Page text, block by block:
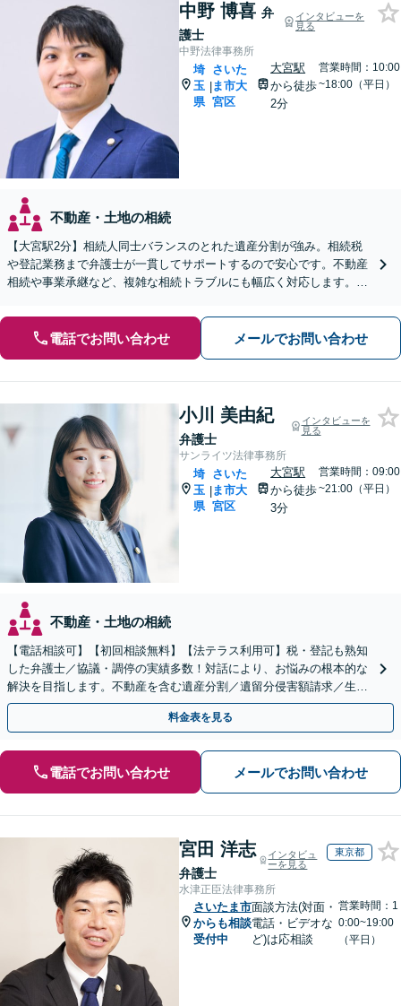
中野 博喜 弁
護士
インタビューを
見る
中野法律事務所
埼
玉
県
|
さいた
ま市大
宮区
大宮駅
から徒歩
2分
営業時間：10:00
~18:00（平日）
不動産・土地の相続
【大宮駅2分】相続人同士バランスのとれた遺産分割が強み。相続税
や登記業務まで弁護士が一貫してサポートするので安心です。不動産
相続や事業承継など、複雑な相続トラブルにも幅広く対応します。
電話でお問い合わせ メールでお問い合わせ
小川 美由紀
弁護士
インタビューを
見る
サンライツ法律事務所
埼
玉
県
|
さいた
ま市大
宮区
大宮駅
から徒歩
3分
営業時間：09:00
~21:00（平日）
不動産・土地の相続
【電話相談可】【初回相談無料】【法テラス利用可】税・登記も熟知
した弁護士／協議・調停の実績多数！対話により、お悩みの根本的な
解決を目指します。不動産を含む遺産分割／遺留分侵害額請求／生前
対策を全面的にサポート【完全個室】【大宮駅3分】
料金表を見る
電話でお問い合わせ メールでお問い合わせ
宮田 洋志
弁護士
インタビュ
ーを見る
東京都
水津正臣法律事務所
さいたま市
からも相談
受付中
面談方法(対面・
電話・ビデオな
ど)は応相談
営業時間：1
0:00~19:00
（平日）